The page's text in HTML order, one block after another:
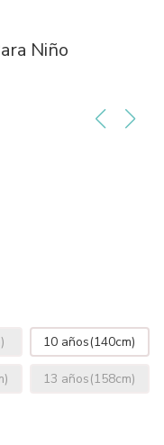
Niño
10 años(140cm)
13 años(158cm)